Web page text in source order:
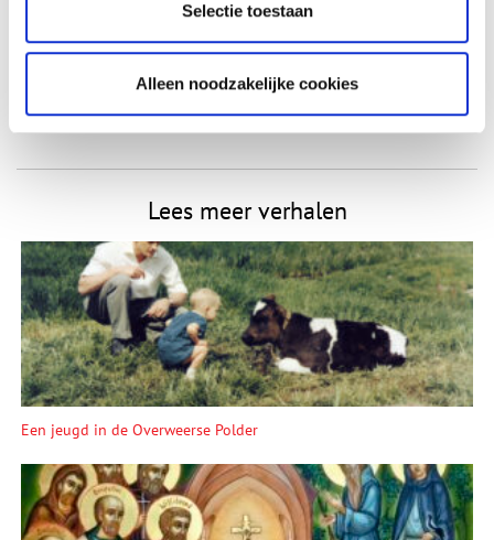
Selectie toestaan
Alleen noodzakelijke cookies
Lees meer verhalen
Een jeugd in de Overweerse Polder